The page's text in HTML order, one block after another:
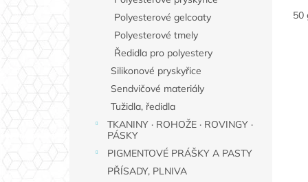
Polyesterové gelcoaty
Polyesterové tmely
Ředidla pro polyestery
Silikonové pryskyřice
Sendvičové materiály
Tužidla, ředidla
TKANINY · ROHOŽE · ROVINGY ·
PÁSKY
PIGMENTOVÉ PRÁŠKY A PASTY
PŘÍSADY, PLNIVA
50